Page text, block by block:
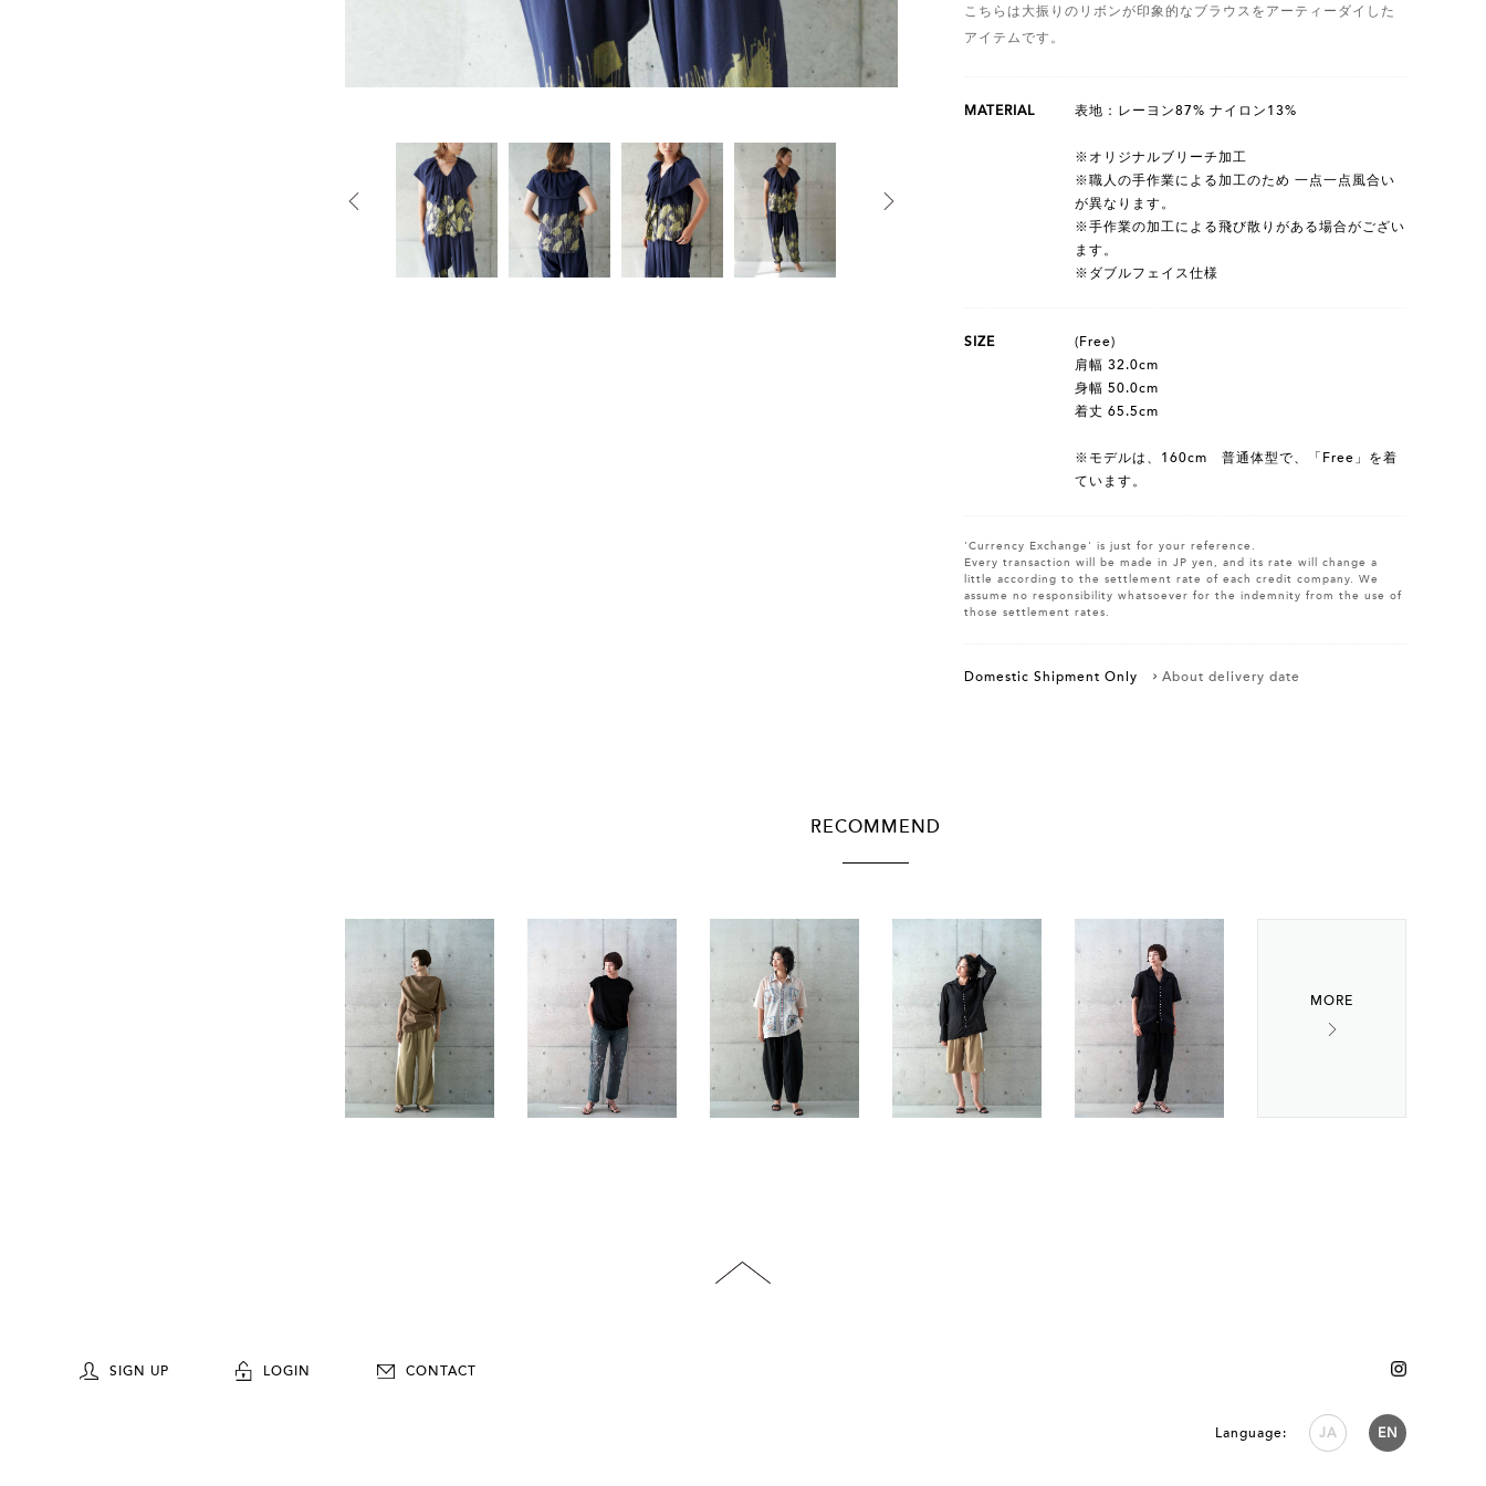
こちらは大振りのリボンが印象的なブラウスをアーティーダイした
アイテムです。
MATERIAL 表地：レーヨン87% ナイロン13%
※オリジナルブリーチ加工
※職人の手作業による加工のため 一点一点風合い
が異なります。
※手作業の加工による飛び散りがある場合がござい
ます。
※ダブルフェイス仕様
SIZE
(Free)
肩幅 32.0cm
身幅 50.0cm
着丈 65.5cm
※モデルは、160cm 普通体型で、「Free」を着
ています。
'Currency Exchange' is just for your reference.
Every transaction will be made in JP yen, and its rate will change a
little according to the settlement rate of each credit company. We
assume no responsibility whatsoever for the indemnity from the use of
those settlement rates.
Domestic Shipment Only About delivery date
RECOMMEND
SIGN UP LOGIN CONTACT
Language: JA EN